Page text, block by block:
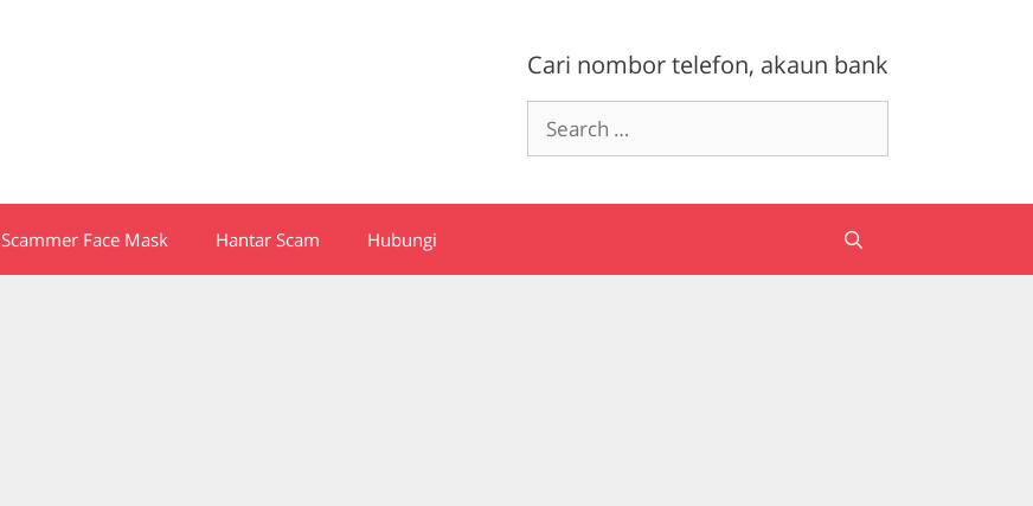
Cari nombor telefon, akaun bank
Search
for:
Scammer Face Mask Hantar Scam Hubungi